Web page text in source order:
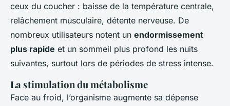
ceux du coucher : baisse de la température centrale,
relâchement musculaire, détente nerveuse. De
nombreux utilisateurs notent un endormissement
plus rapide et un sommeil plus profond les nuits
suivantes, surtout lors de périodes de stress intense.
La stimulation du métabolisme
Face au froid, l’organisme augmente sa dépense